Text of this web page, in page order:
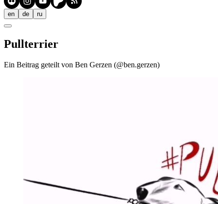
en de ru
Pullterrier
Ein Beitrag geteilt von Ben Gerzen (@ben.gerzen)